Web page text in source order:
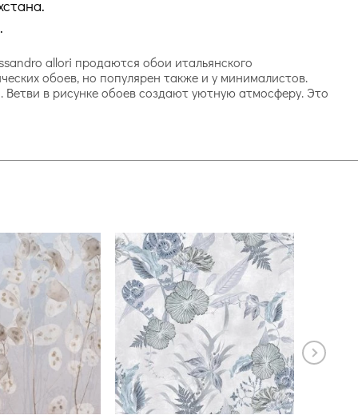
allori продаются обои итальянского
обоев, но популярен также и у минималистов.
в рисунке обоев создают уютную атмосферу. Это